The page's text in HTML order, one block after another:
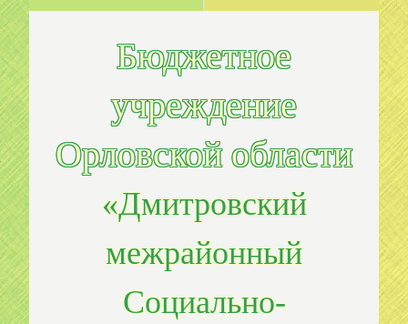
Бюджетное
учреждение
Орловской области
«Дмитровский
межрайонный
Социально-